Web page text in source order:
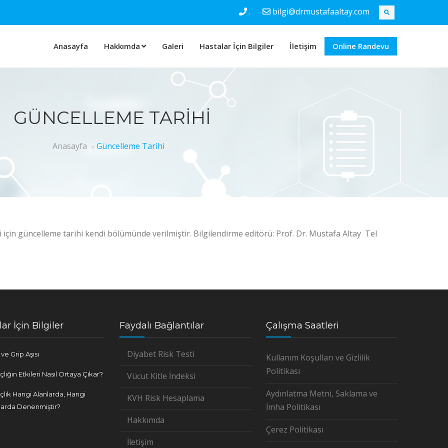
. bilgi@drmustafaaltay.com
Anasayfa Hakkımda Galeri Hastalar İçin Bilgiler İletişim Online Randevu
GÜNCELLEME TARIHI
Anasayfa Güncelleme Tarihi
güncelleme tarihi kendi bölümünde verilmiştir. Bilgilendirme editörü: Prof. Dr. Mustafa Altay Tel
İçin Bilgiler
Grip Aşısı
Etkileri Nasıl Ortaya Çıkar?
Hangi Alanlarda, Hangi
Denenmiştir?
Faydalı Bağlantılar
Diyabet Risk Testi
Vücut Kitle İndeksi
KVH Risk Hesaplama
Hakkımda
İletişim
Çalışma Saatleri
Kullanım Koşulları ve Gizlilik
Politikası
Aydınlatma Metni, Saklama ve
İmha Politikası
Çerez Politikası